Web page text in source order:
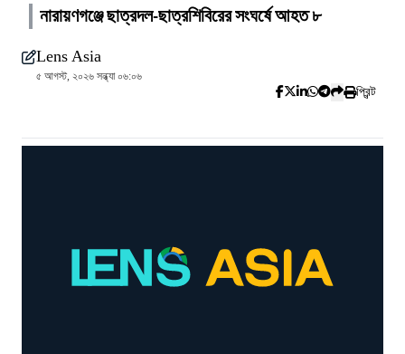
নারায়ণগঞ্জে ছাত্রদল-ছাত্রশিবিরের সংঘর্ষে আহত ৮
Lens Asia
৫ আগস্ট, ২০২৬ সন্ধ্যা ০৬:০৬
প্রিন্ট